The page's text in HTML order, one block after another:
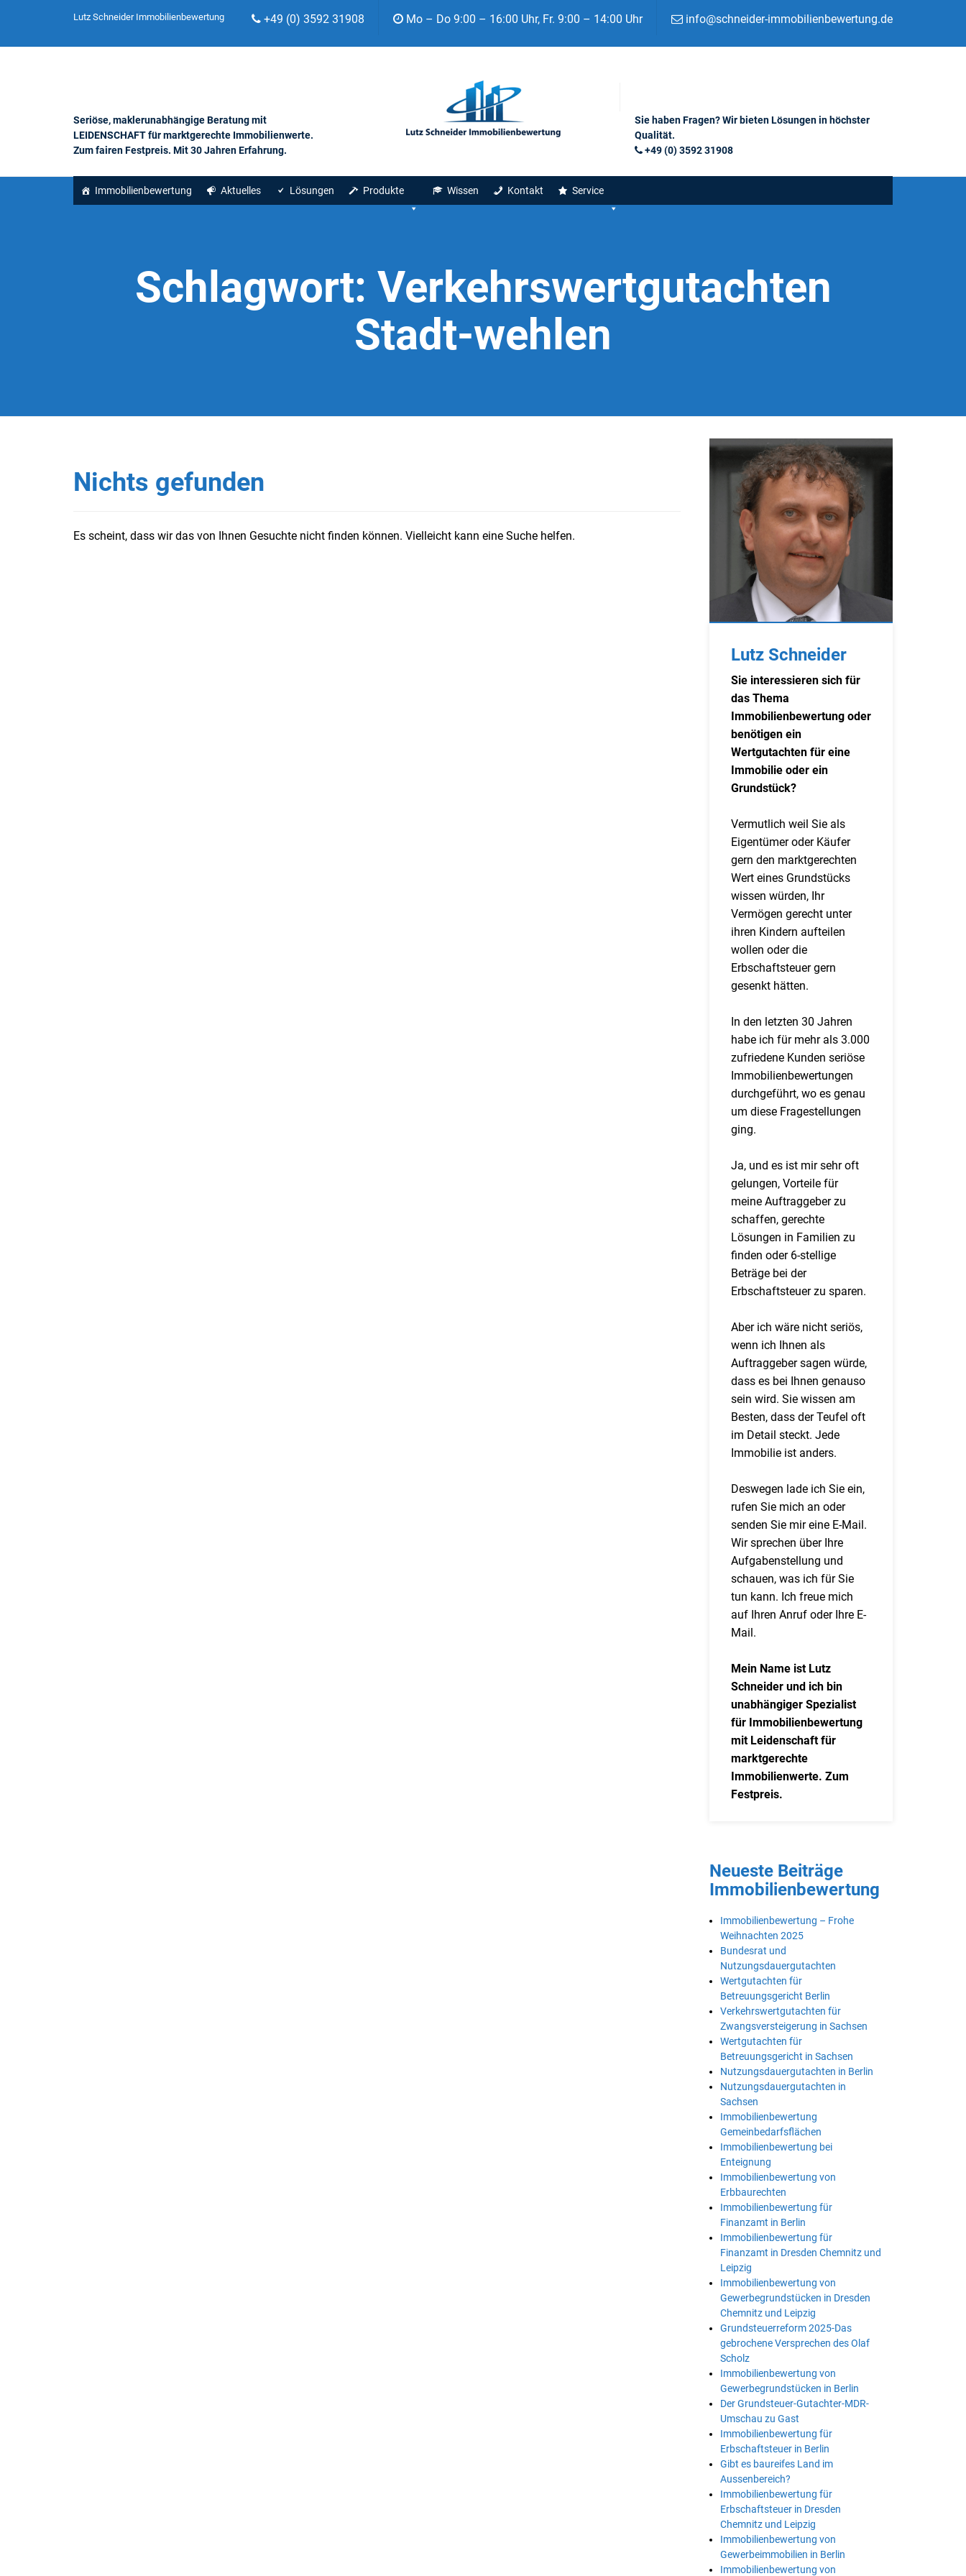
Lutz Schneider Immobilienbewertung +49 (0) 3592 31908 Mo – Do 9:00 – 16:00 Uhr, Fr. 9:00 – 14:00 Uhr info@schneider-immobilienbewertung.de
Seriöse, maklerunabhängige Beratung mit
LEIDENSCHAFT für marktgerechte Immobilienwerte.
Zum fairen Festpreis. Mit 30 Jahren Erfahrung.
Sie haben Fragen? Wir bieten Lösungen in höchster
Qualität.
+49 (0) 3592 31908
Immobilienbewertung Aktuelles Lösungen Produkte Wissen Kontakt Service
Schlagwort: Verkehrswertgutachten
Stadt-wehlen
Nichts gefunden
Es scheint, dass wir das von Ihnen Gesuchte nicht finden können. Vielleicht kann eine Suche helfen.
Lutz Schneider
Sie interessieren sich für
das Thema
Immobilienbewertung oder
benötigen ein
Wertgutachten für eine
Immobilie oder ein
Grundstück?
Vermutlich weil Sie als
Eigentümer oder Käufer
gern den marktgerechten
Wert eines Grundstücks
wissen würden, Ihr
Vermögen gerecht unter
ihren Kindern aufteilen
wollen oder die
Erbschaftsteuer gern
gesenkt hätten.
In den letzten 30 Jahren
habe ich für mehr als 3.000
zufriedene Kunden seriöse
Immobilienbewertungen
durchgeführt, wo es genau
um diese Fragestellungen
ging.
Ja, und es ist mir sehr oft
gelungen, Vorteile für
meine Auftraggeber zu
schaffen, gerechte
Lösungen in Familien zu
finden oder 6-stellige
Beträge bei der
Erbschaftsteuer zu sparen.
Aber ich wäre nicht seriös,
wenn ich Ihnen als
Auftraggeber sagen würde,
dass es bei Ihnen genauso
sein wird. Sie wissen am
Besten, dass der Teufel oft
im Detail steckt. Jede
Immobilie ist anders.
Deswegen lade ich Sie ein,
rufen Sie mich an oder
senden Sie mir eine E-Mail.
Wir sprechen über Ihre
Aufgabenstellung und
schauen, was ich für Sie
tun kann. Ich freue mich
auf Ihren Anruf oder Ihre E-
Mail.
Mein Name ist Lutz
Schneider und ich bin
unabhängiger Spezialist
für Immobilienbewertung
mit Leidenschaft für
marktgerechte
Immobilienwerte. Zum
Festpreis.
Neueste Beiträge
Immobilienbewertung
Immobilienbewertung – Frohe
Weihnachten 2025
Bundesrat und
Nutzungsdauergutachten
Wertgutachten für
Betreuungsgericht Berlin
Verkehrswertgutachten für
Zwangsversteigerung in Sachsen
Wertgutachten für
Betreuungsgericht in Sachsen
Nutzungsdauergutachten in Berlin
Nutzungsdauergutachten in
Sachsen
Immobilienbewertung
Gemeinbedarfsflächen
Immobilienbewertung bei
Enteignung
Immobilienbewertung von
Erbbaurechten
Immobilienbewertung für
Finanzamt in Berlin
Immobilienbewertung für
Finanzamt in Dresden Chemnitz und
Leipzig
Immobilienbewertung von
Gewerbegrundstücken in Dresden
Chemnitz und Leipzig
Grundsteuerreform 2025-Das
gebrochene Versprechen des Olaf
Scholz
Immobilienbewertung von
Gewerbegrundstücken in Berlin
Der Grundsteuer-Gutachter-MDR-
Umschau zu Gast
Immobilienbewertung für
Erbschaftsteuer in Berlin
Gibt es baureifes Land im
Aussenbereich?
Immobilienbewertung für
Erbschaftsteuer in Dresden
Chemnitz und Leipzig
Immobilienbewertung von
Gewerbeimmobilien in Berlin
Immobilienbewertung von